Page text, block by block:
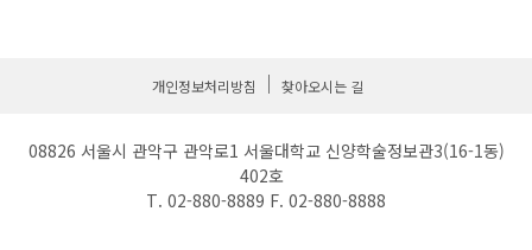
개인정보처리방침 찾아오시는 길
08826 서울시 관악구 관악로1 서울대학교 신양학술정보관3(16-1동)
402호
T. 02-880-8889 F. 02-880-8888